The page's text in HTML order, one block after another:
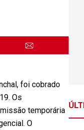
foi cobrado
Os
temporária
O